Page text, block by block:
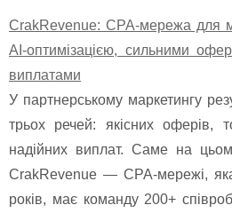
CrakRevenue: CPA-мережа для
AI-оптимізацією, сильними
виплатами
У партнерському маркетингу
трьох речей: якісних оферів,
надійних виплат. Саме на
CrakRevenue — CPA-мережі,
років, має команду 200+